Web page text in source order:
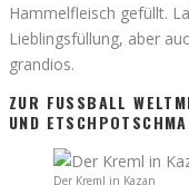
Hammelfleisch gefüllt.
Lieblingsfüllung, aber
grandios.
ZUR FUSSBALL
ND ETSCHPOTSCHMAK
Der Kreml in Kazan